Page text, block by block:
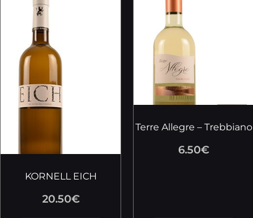
KORNELL EICH
20.50€
Terre Allegre – Trebbiano
6.50€